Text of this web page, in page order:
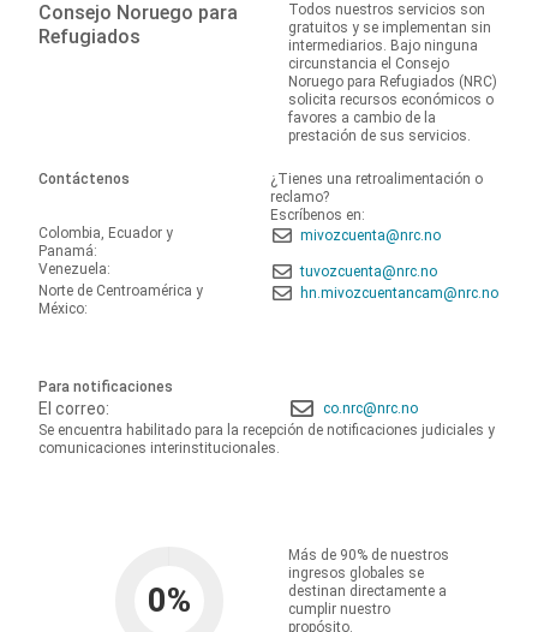
Consejo Noruego para
Refugiados
Todos nuestros servicios son
gratuitos y se implementan sin
intermediarios. Bajo ninguna
circunstancia el Consejo
Noruego para Refugiados (NRC)
solicita recursos económicos o
favores a cambio de la
prestación de sus servicios.
Contáctenos
¿Tienes una retroalimentación o
reclamo?
Escríbenos en:
Colombia, Ecuador y
Panamá:
mivozcuenta@nrc.no
Venezuela:
tuvozcuenta@nrc.no
Norte de Centroamérica y
México:
hn.mivozcuentancam@nrc.no
Para notificaciones
El correo:
co.nrc@nrc.no
Se encuentra habilitado para la recepción de notificaciones judiciales y
comunicaciones interinstitucionales.
0%
Más de 90% de nuestros
ingresos globales se
destinan directamente a
cumplir nuestro
propósito.